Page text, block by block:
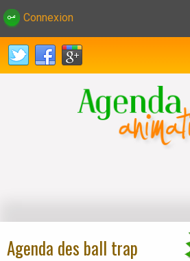
Connexion
Agenda des ball trap